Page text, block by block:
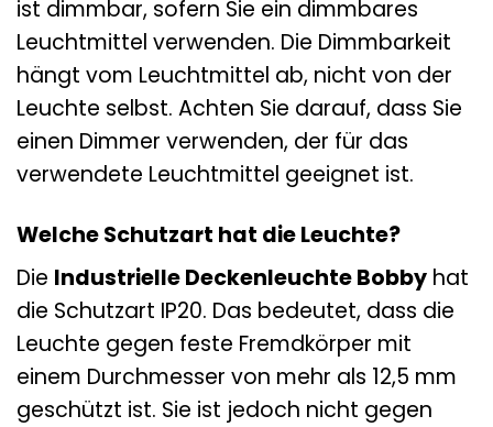
ist dimmbar, sofern Sie ein dimmbares
Leuchtmittel verwenden. Die Dimmbarkeit
hängt vom Leuchtmittel ab, nicht von der
Leuchte selbst. Achten Sie darauf, dass Sie
einen Dimmer verwenden, der für das
verwendete Leuchtmittel geeignet ist.
Welche Schutzart hat die Leuchte?
Die Industrielle Deckenleuchte Bobby hat
die Schutzart IP20. Das bedeutet, dass die
Leuchte gegen feste Fremdkörper mit
einem Durchmesser von mehr als 12,5 mm
geschützt ist. Sie ist jedoch nicht gegen